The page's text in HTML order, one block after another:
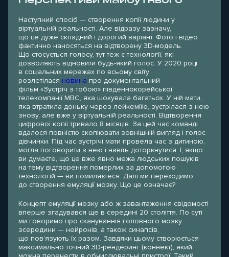
Наступний спосіб — створення копії людини у
віртуальній реальності. Але відразу зазначу,
що це дуже складний і дорогий варіант. Фото і відео
фактично наносяться на відтворену 3D-модель.
Що стосується голосу, тут теж є технології, які
дозволяють відновити будь-який голос. У 2020 році
в соціальних мережах по всьому світу
розлетілася новина про документальний
фільм «Зустріч з тобою» південнокорейської
телекомпанії MBC, яка шокувала багатьох. У ній мати,
яка втратила доньку через лейкеміїю, зустрілася з нею
знову, але вже у віртуальній реальності. Відтворення
цифрової копії тривало 8 місяців. За цей час команді
вдалося повністю скопіювати зовнішній вигляд і голос
дівчинки. Під час зустрічі мати провела час з дитиною,
могла поговорити з нею і навіть доторкнутися. І, якщо
ви думаєте, що це вже явно межа людських пошуків
на тему відтворення померлих за допомогою
технологій — ви помиляєтеся. Далі ми переходимо
до створення емуляції мозку. Що це означає?
Концепт емуляції мозку або ж завантаження свідомості
вперше згадувався ще в середині 20 століття. По суті
ми говоримо про скануваннія головного мозку
зсередини — нейронів, а також синапсів,
що пов’язують їх разом. Завдяки цьому створюється
максимально точний 3D-рендеринг (коннект), який